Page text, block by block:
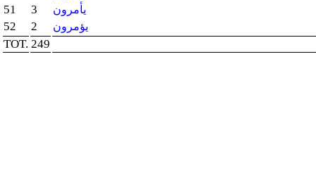
51 3 يأمرون
52 2 يؤمرون
TOT. 249